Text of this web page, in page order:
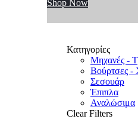
Shop Now
Κατηγορίες
Μηχανές -
Βούρτσες -
Σεσουάρ
Έπιπλα
Αναλώσιμα
Clear Filters